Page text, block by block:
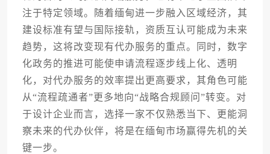
注于特定领域。随着缅甸进一步融入区域经济，其
建设标准有望与国际接轨，资质互认可能成为未来
趋势，这将改变现有代办服务的重点。同时，数字
化政务的推进可能使申请流程逐步线上化、透明
化，对代办服务的效率提出更高要求，其角色可能
从“流程疏通者”更多地向“战略合规顾问”转变。对
于设计企业而言，选择一家不仅熟悉当下、更能洞
察未来的代办伙伴，将是在缅甸市场赢得先机的关
键一步。